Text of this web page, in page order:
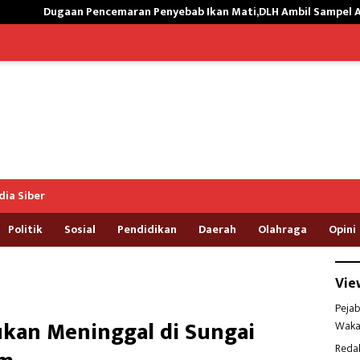
Penyebab Ikan Mati,DLH Ambil Sampel Air Kali Way Ratai
Siber
Politik Sosial Pendidikan Daerah Olahraga Opini
Meninggal di Sungai